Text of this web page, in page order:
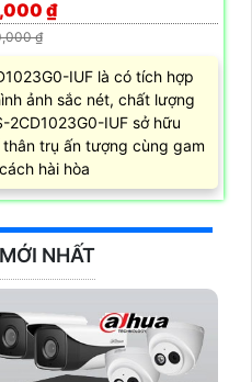
₫
₫
IUF là có tích hợp
ảnh sắc nét, chất lượng
2CD1023G0-IUF sở hữu
trụ ấn tượng cùng gam
hài hòa
NHẤT